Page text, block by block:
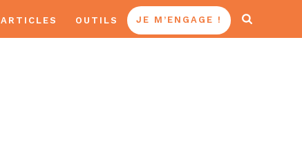
ARTICLES OUTILS JE M’ENGAGE !